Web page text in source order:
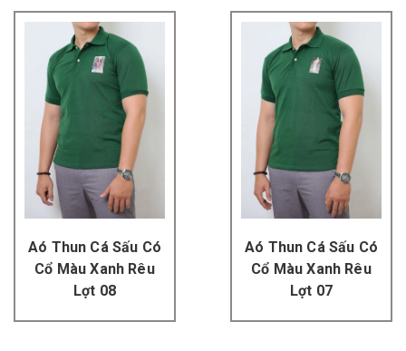
Aó Thun Cá Sấu Có
Cổ Màu Xanh Rêu
Lợt 08
Aó Thun Cá Sấu Có
Cổ Màu Xanh Rêu
Lợt 07